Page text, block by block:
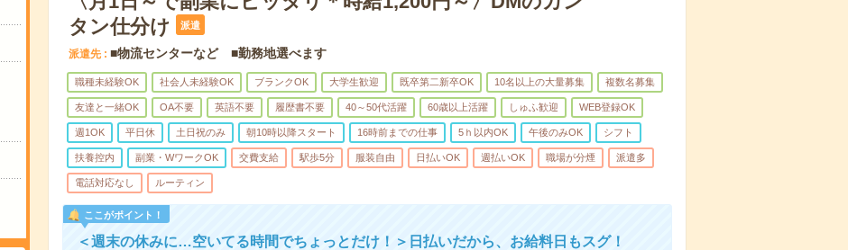
タン仕分け
派遣
派遣先 ■物流センターなど ■勤務地選べます
職種未経験OK 社会人未経験OK ブランクOK 大学生歓迎 既卒第二新卒OK 10名以上の大量募集 複数名募集
友達と一緒OK OA不要 英語不要 履歴書不要 40～50代活躍 60歳以上活躍 しゅふ歓迎 WEB登録OK
週1OK 平日休 土日祝のみ 朝10時以降スタート 16時前までの仕事 5ｈ以内OK 午後のみOK シフト
扶養控内 副業・WワークOK 交費支給 駅歩5分 服装自由 日払いOK 週払いOK 職場が分煙 派遣多
電話対応なし ルーティン
ここがポイント！
＜週末の休みに…空いてる時間でちょっとだけ！＞日払いだから、お給料日もスグ！